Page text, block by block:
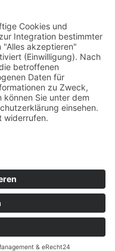
(haftungsbeschränkt)
MwSt.
dem bisherigen Preis in